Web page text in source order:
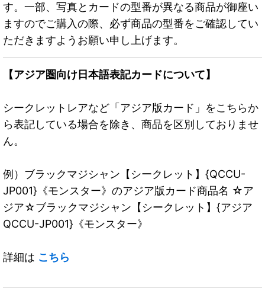
す。一部、写真とカードの型番が異なる商品が御座い
ますのでご購入の際、必ず商品の型番をご確認してい
ただきますようお願い申し上げます。
【アジア圏向け日本語表記カードについて】
シークレットレアなど「アジア版カード」をこちらか
ら表記している場合を除き、商品を区別しておりませ
ん。
例）ブラックマジシャン【シークレット】{QCCU-
JP001}《モンスター》のアジア版カード商品名 ☆ア
ジア☆ブラックマジシャン【シークレット】{アジア
QCCU-JP001}《モンスター》
詳細は こちら